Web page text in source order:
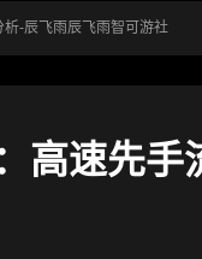
-辰飞雨辰飞雨智可游社
高速先